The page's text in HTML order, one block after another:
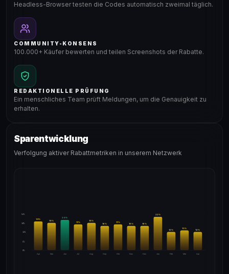
Headless-Browser testen die Codes automatisch zweimal täglich.
COMMUNITY-KONSENS
100.000+ Käufer bewerten und teilen Screenshots der Rabatte.
REDAKTIONELLE PRÜFUNG
Ein menschliches Team prüft Meldungen, um die Genauigkeit zu
erhalten.
Sparentwicklung
Verfolgung aktiver Rabattmetriken in unserem Netzwerk
24%
18%
12%
6%
0%
Apr
19%
Mai
18%
Jun
20%
Jul
17%
Aug
18%
Sep
16%
Okt
17%
Nov
16%
Dez
16%
Jan
22%
Feb
12%
Mär
13%
Apr
12%